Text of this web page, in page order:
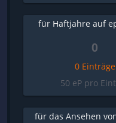
für Haftjahre auf
0
0 Einträge
50 eP pro
für das Ansehen